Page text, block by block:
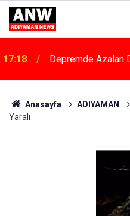
17:18 Depremde Azalan
Anasayfa ADIYAMAN
Yaralı